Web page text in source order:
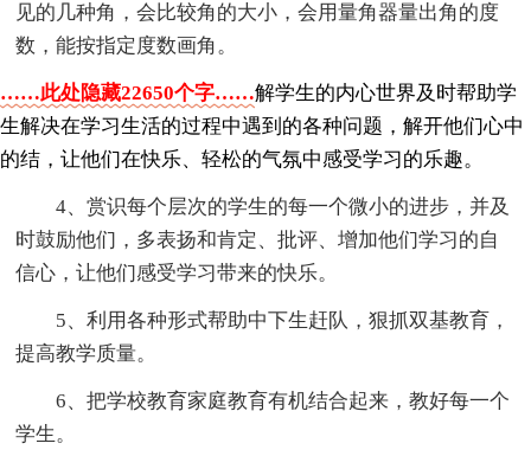
见的几种角，会比较角的大小，会用量角器量出角的度
数，能按指定度数画角。
……此处隐藏22650个字……解学生的内心世界及时帮助学
生解决在学习生活的过程中遇到的各种问题，解开他们心中
的结，让他们在快乐、轻松的气氛中感受学习的乐趣。
4、赏识每个层次的学生的每一个微小的进步，并及
时鼓励他们，多表扬和肯定、批评、增加他们学习的自
信心，让他们感受学习带来的快乐。
5、利用各种形式帮助中下生赶队，狠抓双基教育，
提高教学质量。
6、把学校教育家庭教育有机结合起来，教好每一个
学生。